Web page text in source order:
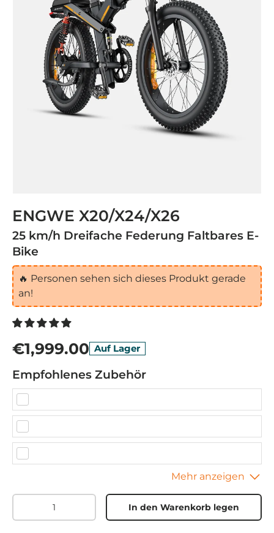
ENGWE X20/X24/X26
25 km/h Dreifache Federung Faltbares E-
Bike
🔥 Personen sehen sich dieses Produkt gerade
an!
€1,999.00 Auf Lager
Empfohlenes Zubehör
In den Warenkorb legen